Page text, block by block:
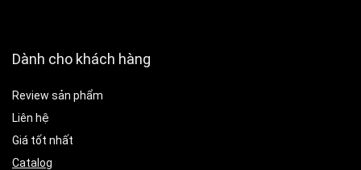
Dành cho khách hàng
Review sản phẩm
Liên hệ
Giá tốt nhất
Catalog